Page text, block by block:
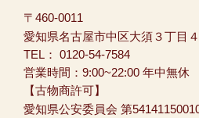
〒460-0011
愛知県名古屋市中区大須３丁目
TEL： 0120-54-7584
営業時間：9:00~22:00 年中無休
【古物商許可】
愛知県公安委員会 第